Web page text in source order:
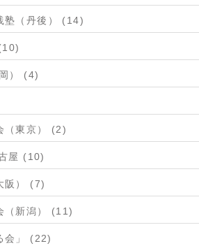
塾（丹後） (14)
） (4)
（東京） (2)
屋 (10)
阪） (7)
（新潟） (11)
会」 (22)